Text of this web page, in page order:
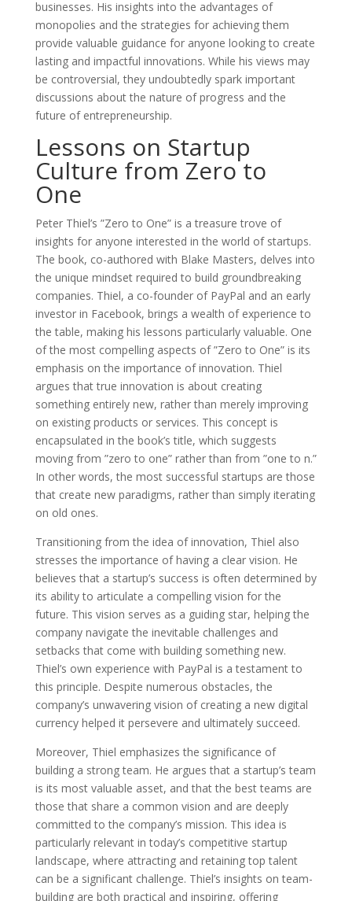
businesses. His insights into the advantages of
monopolies and the strategies for achieving them
provide valuable guidance for anyone looking to create
lasting and impactful innovations. While his views may
be controversial, they undoubtedly spark important
discussions about the nature of progress and the
future of entrepreneurship.
Lessons on Startup
Culture from Zero to
One
Peter Thiel’s ”Zero to One” is a treasure trove of
insights for anyone interested in the world of startups.
The book, co-authored with Blake Masters, delves into
the unique mindset required to build groundbreaking
companies. Thiel, a co-founder of PayPal and an early
investor in Facebook, brings a wealth of experience to
the table, making his lessons particularly valuable. One
of the most compelling aspects of ”Zero to One” is its
emphasis on the importance of innovation. Thiel
argues that true innovation is about creating
something entirely new, rather than merely improving
on existing products or services. This concept is
encapsulated in the book’s title, which suggests
moving from ”zero to one” rather than from ”one to n.”
In other words, the most successful startups are those
that create new paradigms, rather than simply iterating
on old ones.
Transitioning from the idea of innovation, Thiel also
stresses the importance of having a clear vision. He
believes that a startup’s success is often determined by
its ability to articulate a compelling vision for the
future. This vision serves as a guiding star, helping the
company navigate the inevitable challenges and
setbacks that come with building something new.
Thiel’s own experience with PayPal is a testament to
this principle. Despite numerous obstacles, the
company’s unwavering vision of creating a new digital
currency helped it persevere and ultimately succeed.
Moreover, Thiel emphasizes the significance of
building a strong team. He argues that a startup’s team
is its most valuable asset, and that the best teams are
those that share a common vision and are deeply
committed to the company’s mission. This idea is
particularly relevant in today’s competitive startup
landscape, where attracting and retaining top talent
can be a significant challenge. Thiel’s insights on team-
building are both practical and inspiring, offering